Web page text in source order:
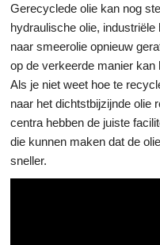
Gerecyclede olie kan nog
hydraulische olie,
naar smeerolie opnieuw
op de verkeerde manier kan
Als je niet weet hoe te
naar het dichtstbijzijnde olie
centra hebben de juiste
die kunnen maken dat de
sneller.